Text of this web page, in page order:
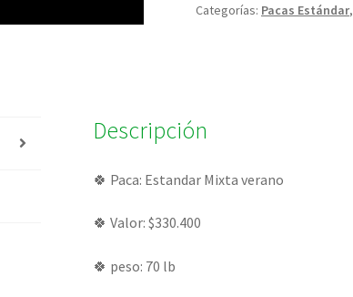
Categorías: Pacas Estándar,
Descripción
🍀 Paca: Estandar Mixta verano
🍀 Valor: $330.400
🍀 peso: 70 lb